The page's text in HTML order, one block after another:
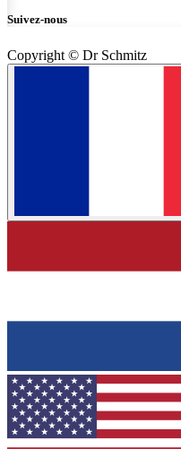
Suivez-nous
Copyright © Dr Schmitz